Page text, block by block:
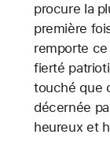
procure la
première
remporte ce
fierté
touché que
décernée
heureux et